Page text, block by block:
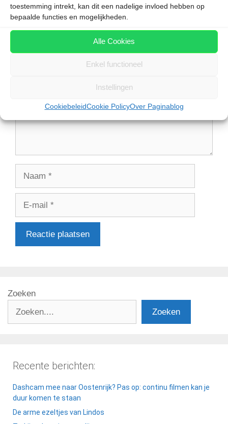
toestemming intrekt, kan dit een nadelige invloed hebben op
bepaalde functies en mogelijkheden.
Alle Cookies
Enkel functioneel
Instellingen
CookiebeleidCookie PolicyOver Paginablog
Zoeken
Zoeken
Recente berichten:
Dashcam mee naar Oostenrijk? Pas op: continu filmen kan je
duur komen te staan
De arme ezeltjes van Lindos